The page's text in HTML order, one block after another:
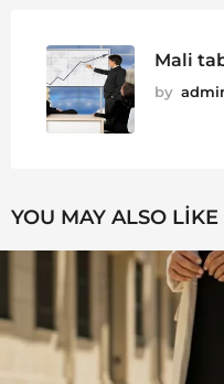
Mali
by
YOU MAY ALSO LIKE